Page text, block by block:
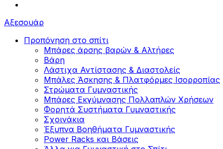
Αξεσουάρ
Προπόνηση στο σπίτι
Μπάρες άρσης βαρών & Αλτήρες
Βάρη
Λάστιχα Αντίστασης & Διαστολείς
Μπάλες Άσκησης & Πλατφόρμες Ισορροπίας
Στρώματα Γυμναστικής
Μπάρες Εκγύμνασης Πολλαπλών Χρήσεων
Φορητά Συστήματα Γυμναστικής
Σχοινάκια
Έξυπνα Βοηθήματα Γυμναστικής
Power Racks και Βάσεις